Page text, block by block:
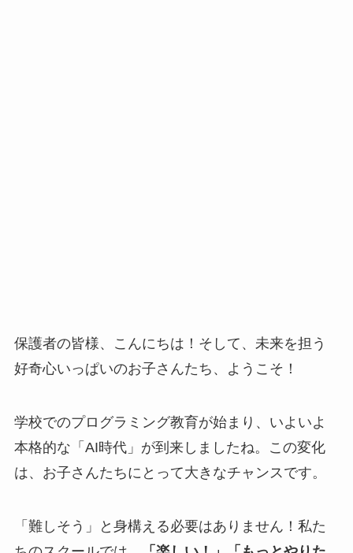
保護者の皆様、こんにちは！そして、未来を担う
好奇心いっぱいのお子さんたち、ようこそ！
学校でのプログラミング教育が始まり、いよいよ
本格的な「AI時代」が到来しましたね。この変化
は、お子さんたちにとって大きなチャンスです。
「難しそう」と身構える必要はありません！私た